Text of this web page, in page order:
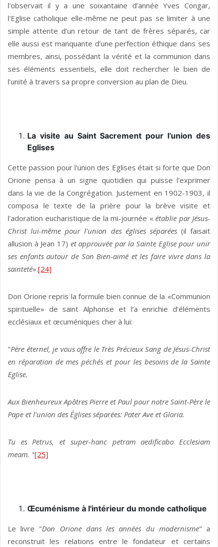
l'observait il y a une soixantaine d’année Yves Congar,
l'Eglise catholique elle-même ne peut pas se limiter à une
simple attente d’un retour de tant de frères séparés, car
elle aussi est manquante d’une perfection éthique dans ses
membres, ainsi, possédant la vérité et la communion dans
ses éléments essentiels, elle doit rechercher le bien de
l'unité à travers sa propre conversion au plan de Dieu.
La visite au Saint Sacrement pour l’union des
Eglises
Cette passion pour l'union des Eglises était si forte que Don
Orione pensa à un signe quotidien qui puisse l’exprimer
dans la vie de la Congrégation. Justement en 1902-1903, il
composa le texte de la prière pour la brève visite et
l'adoration eucharistique de la mi-journée « établie par Jésus-
Christ lui-même pour l'union des églises séparées (il faisait
allusion à Jean 17) et approuvée par la Sainte Eglise pour unir
ses enfants autour de Son Bien-aimé et les faire vivre dans la
sainteté».[24]
Don Orione repris la formule bien connue de la «Communion
spirituelle» de saint Alphonse et l’a enrichie d’éléments
ecclésiaux et œcuméniques cher à lui:
"Père éternel, je vous offre le Très Précieux Sang de Jésus-Christ
en réparation de mes péchés et pour les besoins de la Sainte
Eglise.
Aux Bienheureux Apôtres Pierre et Paul pour notre Saint-Père le
Pape et l'union des Églises séparées: Pater Ave et Gloria.
Tu es Petrus, et super-hanc petram aedificabo Ecclesiam
meam. "[25]
Œcuménisme à l'intérieur du monde catholique
Le livre "Don Orione dans les années du modernisme" a
reconstruit les relations entre le fondateur et certains